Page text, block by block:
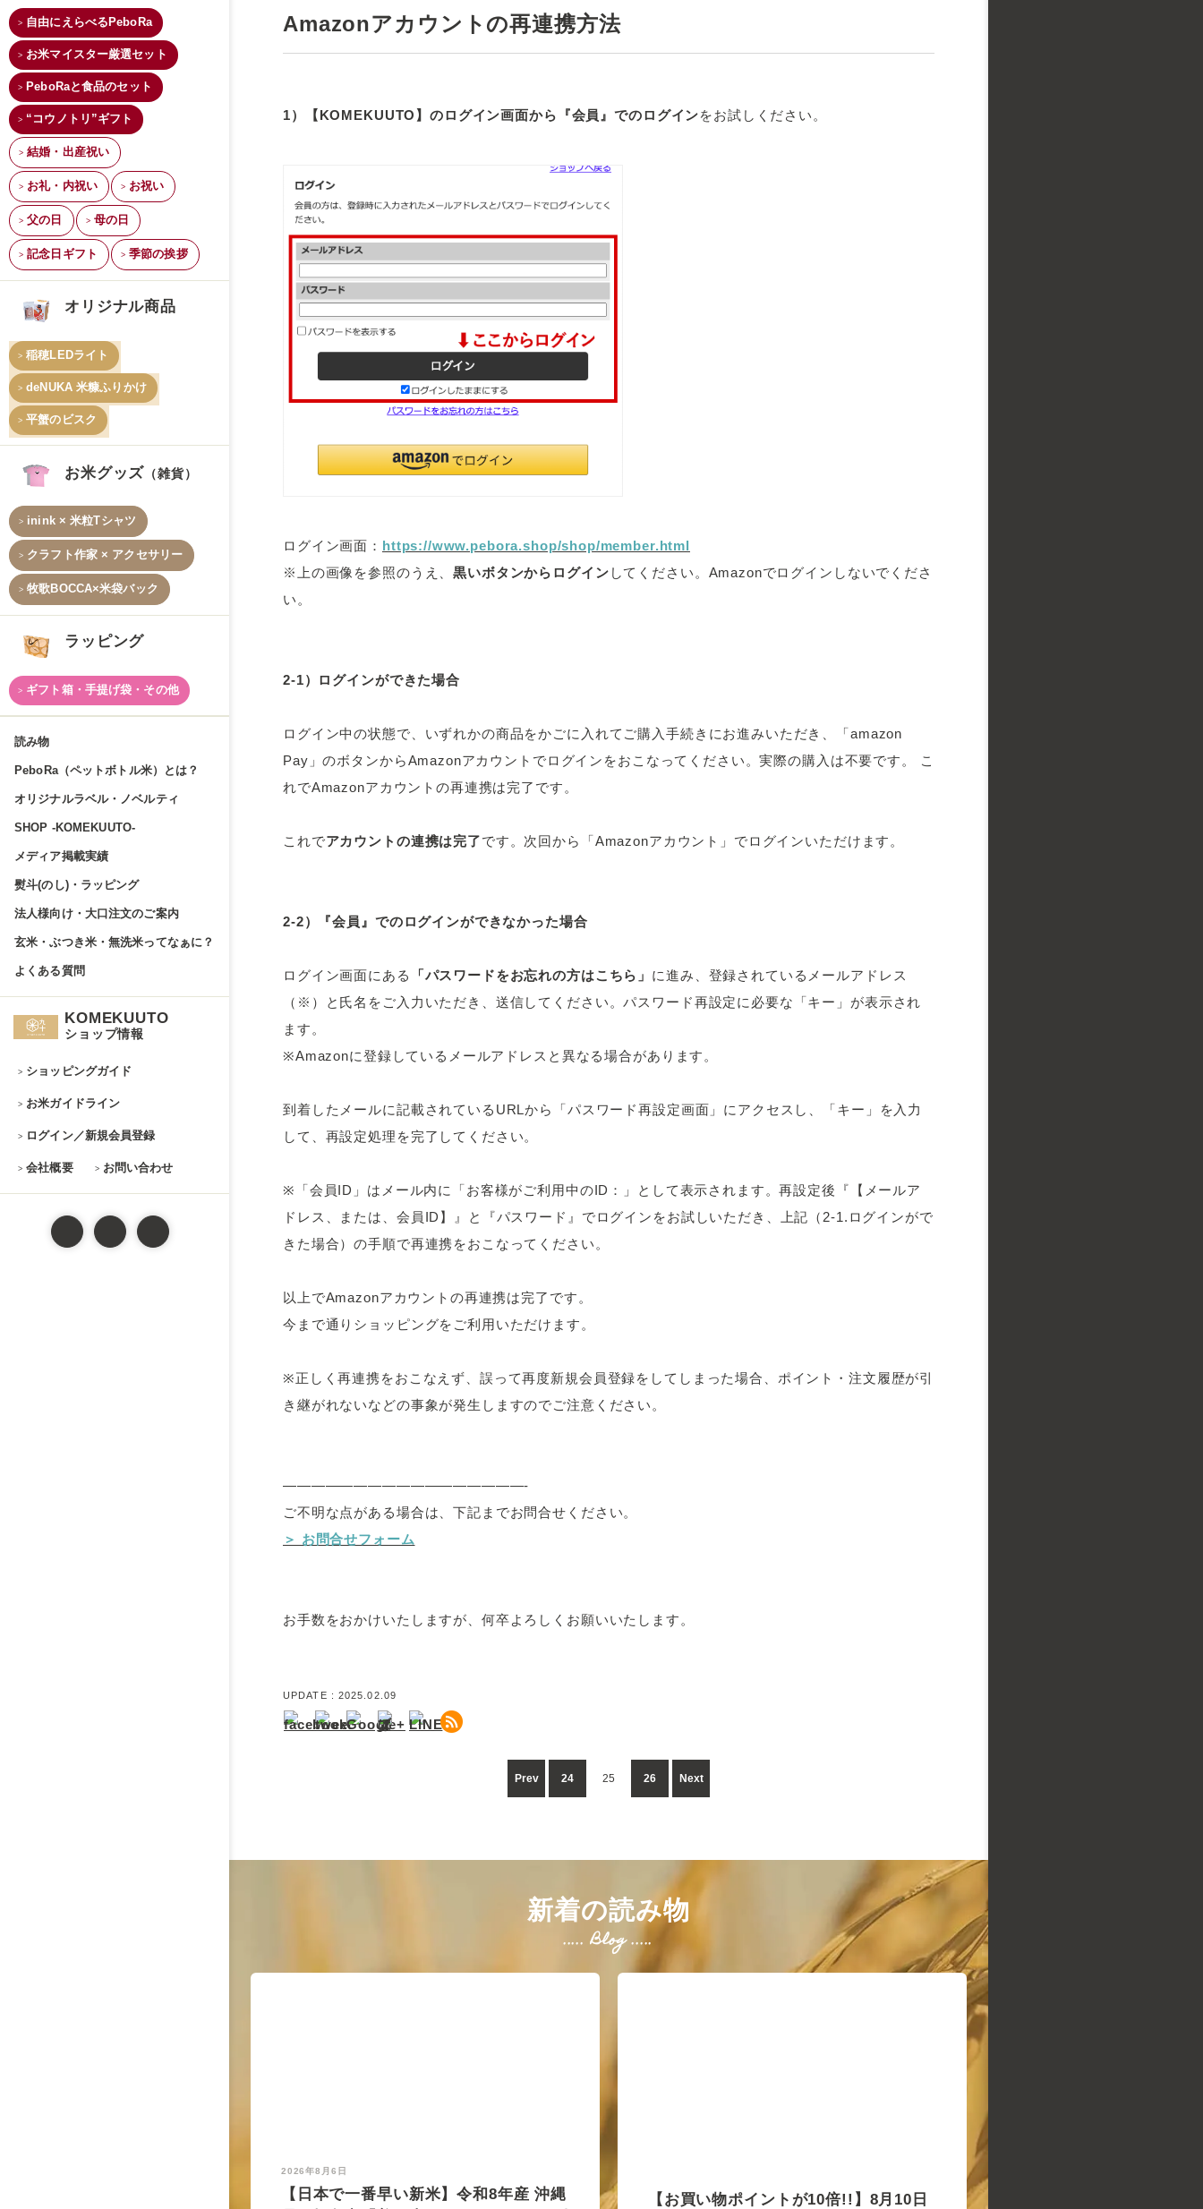
自由にえらべるPeboRa
お米マイスター厳選セット
PeboRaと食品のセット
“コウノトリ”ギフト
結婚・出産祝い
お礼・内祝い お祝い
父の日 母の日
記念日ギフト 季節の挨拶
オリジナル商品
稲穂LEDライト
deNUKA 米糠ふりかけ
平蟹のビスク
お米グッズ （雑貨）
inink × 米粒Tシャツ
クラフト作家 × アクセサリー
牧歌BOCCA×米袋バック
ラッピング
ギフト箱・手提げ袋・その他
読み物
PeboRa（ペットボトル米）とは？
オリジナルラベル・ノベルティ
SHOP -KOMEKUUTO-
メディア掲載実績
熨斗(のし)・ラッピング
法人様向け・大口注文のご案内
玄米・ぶつき米・無洗米ってなぁに？
よくある質問
KOMEKUUTO
ショップ情報
ショッピングガイド
お米ガイドライン
ログイン／新規会員登録
会社概要 お問い合わせ
Amazonアカウントの再連携方法
1） 【KOMEKUUTO】のログイン画面から『会員』でのログインをお試しください。
ログイン画面： https://www.pebora.shop/shop/member.html
※上の画像を参照のうえ、黒いボタンからログイン してください。Amazonでログインしないでくださ
い。
2-1） ログインができた場合
ログイン中の状態で、いずれかの商品をかごに入れてご購入手続きにお進みいただき、「amazon
Pay」のボタンからAmazonアカウントでログインをおこなってください。実際の購入は不要です。 こ
れでAmazonアカウントの再連携は完了です。
これでアカウントの連携は完了です。次回から「Amazonアカウント」でログインいただけます。
2-2） 『会員』でのログインができなかった場合
ログイン画面にある 「パスワードをお忘れの方はこちら」 に進み、登録されているメールアドレス
（※）と氏名をご入力いただき、送信してください。パスワード再設定に必要な「キー」が表示され
ます。
※Amazonに登録しているメールアドレスと異なる場合があります。
到着したメールに記載されているURLから「パスワード再設定画面」にアクセスし、「キー」を入力
して、再設定処理を完了してください。
※「会員ID」はメール内に「お客様がご利用中のID：」として表示されます。再設定後『【メールア
ドレス、または、会員ID】』と『パスワード』でログインをお試しいただき、上記（2-1.ログインがで
きた場合）の手順で再連携をおこなってください。
以上でAmazonアカウントの再連携は完了です。
今まで通りショッピングをご利用いただけます。
※正しく再連携をおこなえず、誤って再度新規会員登録をしてしまった場合、ポイント・注文履歴が引
き継がれないなどの事象が発生しますのでご注意ください。
—————————————————-
ご不明な点がある場合は、下記までお問合せください。
＞ お問合せフォーム
お手数をおかけいたしますが、何卒よろしくお願いいたします。
UPDATE : 2025.02.09
Prev 24 25 26 Next
新着の読み物
..... Blog .....
2026年8月6日
【日本で一番早い新米】令和8年産 沖縄
【お買い物ポイントが10倍!!】8月10日